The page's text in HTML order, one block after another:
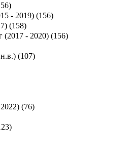
)
- 2019) (156)
(158)
(2017 - 2020) (156)
(107)
(76)
)